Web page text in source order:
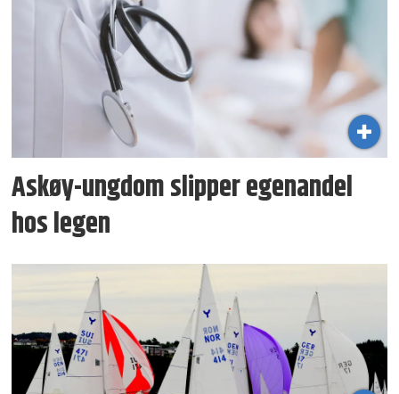
Askøy-ungdom slipper egenandel
hos legen